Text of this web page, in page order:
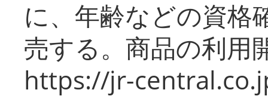
に、年齢などの資格
売する。商品の利用
https://jr-